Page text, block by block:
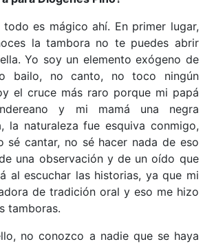
todo es mágico ahí. En primer lugar,
la tambora no te puedes abrir
Yo soy un elemento exógeno de
bailo, no canto, no toco ningún
el cruce más raro porque mi papá
y mi mamá una negra
la naturaleza fue esquiva conmigo,
sé cantar, no sé hacer nada de eso
una observación y de un oído que
al escuchar las historias, ya que mi
de tradición oral y eso me hizo
tamboras.
no conozco a nadie que se haya